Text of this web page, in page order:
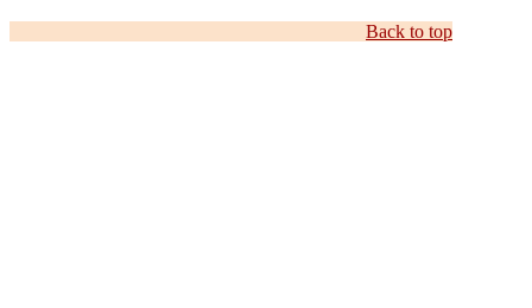
Back to top